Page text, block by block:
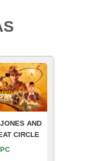
AND
CIRCLE
PC